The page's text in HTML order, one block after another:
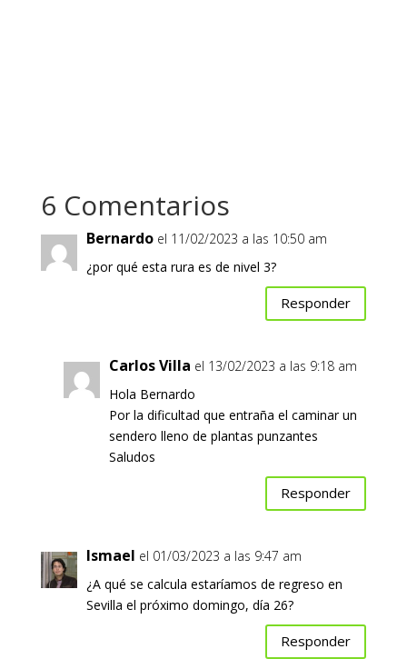
6 Comentarios
Bernardo el 11/02/2023 a las 10:50 am
¿por qué esta rura es de nivel 3?
Responder
Carlos Villa el 13/02/2023 a las 9:18 am
Hola Bernardo
Por la dificultad que entraña el caminar un
sendero lleno de plantas punzantes
Saludos
Responder
Ismael el 01/03/2023 a las 9:47 am
¿A qué se calcula estaríamos de regreso en
Sevilla el próximo domingo, día 26?
Responder